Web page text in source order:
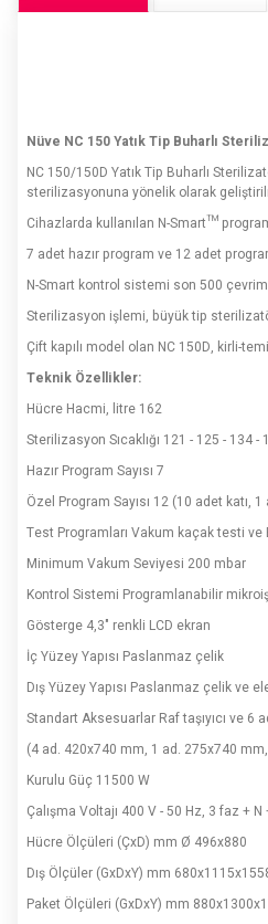
Nüve NC 150 Yatık Tip Buharlı
NC 150/150D Yatık Tip Buharlı
sterilizasyonuna yönelik olarak
Cihazlarda kullanılan N-Smart™
7 adet hazır program ve 12 adet
N-Smart kontrol sistemi son 500
Sterilizasyon işlemi, büyük tip
Çift kapılı model olan NC 150D, kirli-
Teknik Özellikler:
Hücre Hacmi, litre 162
Sterilizasyon Sıcaklığı 121 - 125 - 134 -
Hazır Program Sayısı 7
Özel Program Sayısı 12 (10 adet katı,
Test Programları Vakum kaçak testi ve
Minimum Vakum Seviyesi 200 mbar
Kontrol Sistemi Programlanabilir
Gösterge 4,3" renkli LCD ekran
İç Yüzey Yapısı Paslanmaz çelik
Dış Yüzey Yapısı Paslanmaz çelik ve
Standart Aksesuarlar Raf taşıyıcı ve 6
(4 ad. 420x740 mm, 1 ad. 275x740
Kurulu Güç 11500 W
Çalışma Voltajı 400 V - 50 Hz, 3 faz + N
Hücre Ölçüleri (ÇxD) mm Ø 496x880
Dış Ölçüler (GxDxY) mm
Paket Ölçüleri (GxDxY) mm